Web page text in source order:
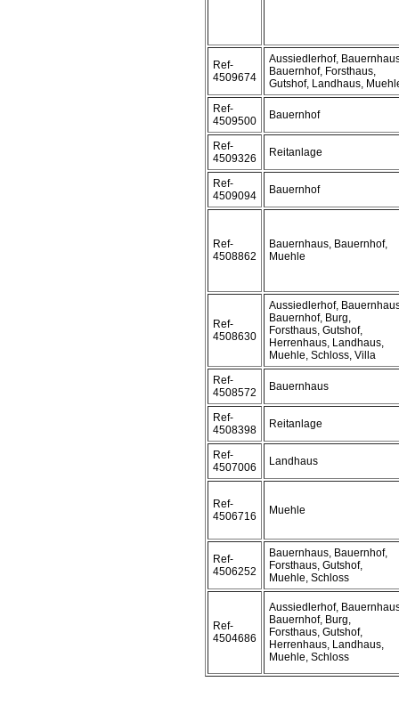
Ref-
4509674
Aussiedlerhof,
Bauernhof, Forsthaus,
Gutshof, Landhaus,
Ref-
4509500
Bauernhof
Ref-
4509326
Reitanlage
Ref-
4509094
Bauernhof
Ref-
4508862
Bauernhaus, Bauernhof,
Muehle
Ref-
4508630
Aussiedlerhof,
Bauernhof, Burg,
Forsthaus, Gutshof,
Herrenhaus, Landhaus,
Muehle, Schloss, Villa
Ref-
4508572
Bauernhaus
Ref-
4508398
Reitanlage
Ref-
4507006
Landhaus
Ref-
4506716
Muehle
Ref-
4506252
Bauernhaus, Bauernhof,
Forsthaus, Gutshof,
Muehle, Schloss
Ref-
4504686
Aussiedlerhof,
Bauernhof, Burg,
Forsthaus, Gutshof,
Herrenhaus, Landhaus,
Muehle, Schloss